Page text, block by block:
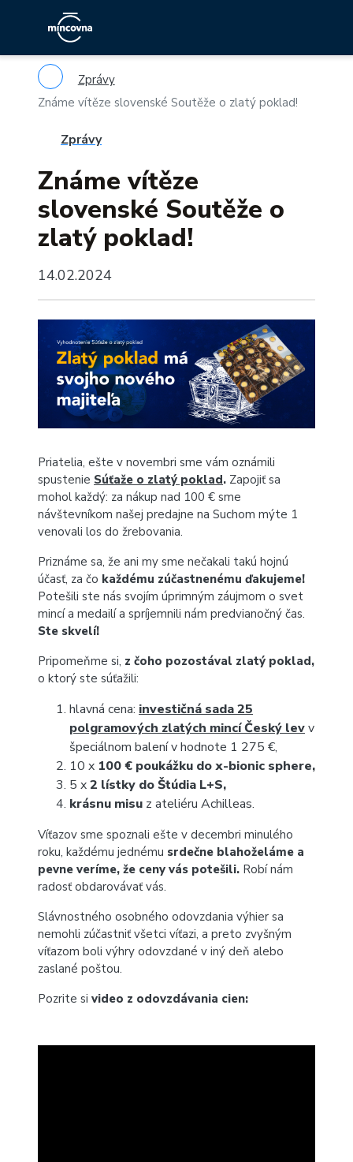
Zprávy
Známe vítěze slovenské Soutěže o zlatý poklad!
Zprávy
Známe vítěze
slovenské Soutěže o
zlatý poklad!
14.02.2024
Priatelia, ešte v novembri sme vám oznámili
spustenie Súťaže o zlatý poklad. Zapojiť sa
mohol každý: za nákup nad 100 € sme
návštevníkom našej predajne na Suchom mýte 1
venovali los do žrebovania.
Priznáme sa, že ani my sme nečakali takú hojnú
účasť, za čo každému zúčastnenému ďakujeme!
Potešili ste nás svojím úprimným záujmom o svet
mincí a medailí a spríjemnili nám predvianočný čas.
Ste skvelí!
Pripomeňme si, z čoho pozostával zlatý poklad,
o ktorý ste súťažili:
hlavná cena: investičná sada 25
polgramových zlatých mincí Český levv
špeciálnom balení v hodnote 1 275 €,
10 x 100 € poukážku do x-bionic sphere,
5 x2 lístky do Štúdia L+S,
krásnu misu z ateliéru Achilleas.
Víťazov sme spoznali ešte v decembri minulého
roku, každému jednému srdečne blahoželáme a
pevne veríme, že ceny vás potešili. Robí nám
radosť obdarovávať vás.
Slávnostného osobného odovzdania výhier sa
nemohli zúčastniť všetci víťazi, a preto zvyšným
víťazom boli výhry odovzdané v iný deň alebo
zaslané poštou.
Pozrite si video z odovzdávania cien: